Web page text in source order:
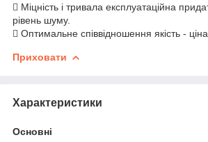
 Міцність і тривала експлуатаційна
рівень шуму.
 Оптимальне співвідношення якість - ціна.
Приховати
Характеристики
Основні